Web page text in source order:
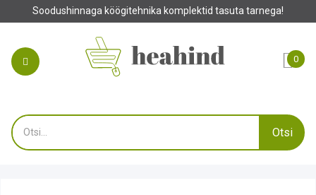
köögitehnika komplektid tasuta tarnega!
0
Otsi